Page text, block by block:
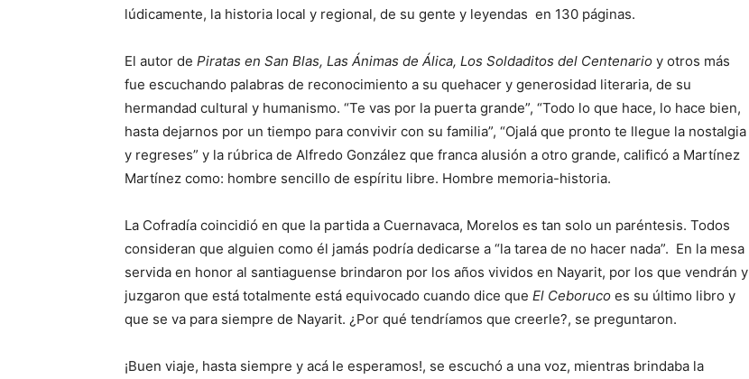
lúdicamente, la historia local y regional, de su gente y leyendas en 130 páginas.
El autor de Piratas en San Blas, Las Ánimas de Álica, Los Soldaditos del Centenario y otros más
fue escuchando palabras de reconocimiento a su quehacer y generosidad literaria, de su
hermandad cultural y humanismo. “Te vas por la puerta grande”, “Todo lo que hace, lo hace bien,
hasta dejarnos por un tiempo para convivir con su familia”, “Ojalá que pronto te llegue la nostalgia
y regreses” y la rúbrica de Alfredo González que franca alusión a otro grande, calificó a Martínez
Martínez como: hombre sencillo de espíritu libre. Hombre memoria-historia.
La Cofradía coincidió en que la partida a Cuernavaca, Morelos es tan solo un paréntesis. Todos
consideran que alguien como él jamás podría dedicarse a “la tarea de no hacer nada”. En la mesa
servida en honor al santiaguense brindaron por los años vividos en Nayarit, por los que vendrán y
juzgaron que está totalmente está equivocado cuando dice que El Ceboruco es su último libro y
que se va para siempre de Nayarit. ¿Por qué tendríamos que creerle?, se preguntaron.
¡Buen viaje, hasta siempre y acá le esperamos!, se escuchó a una voz, mientras brindaba la